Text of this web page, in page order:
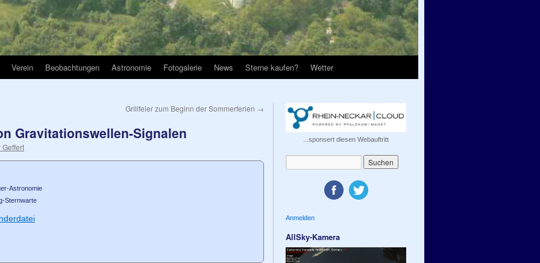
Verein Beobachtungen Astronomie Fotogalerie News Sterne kaufen? Wetter
Grillfeier zum Beginn der Sommerferien →
Gravitationswellen-Signalen
Geffert
Astronomie
Sternwarte
...sponsert diesen Webauftritt
Anmelden
AllSky-Kamera